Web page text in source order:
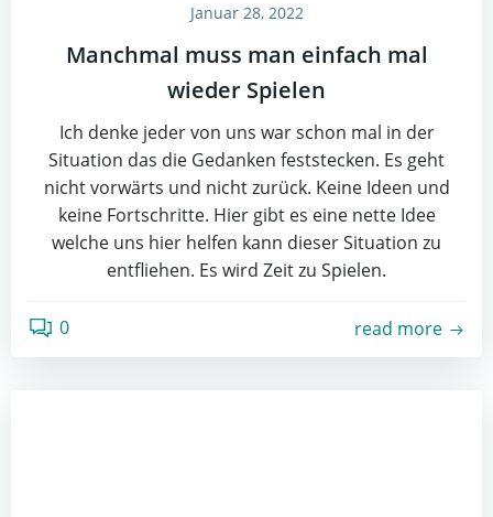
Januar 28, 2022
Manchmal muss man einfach mal
wieder Spielen
Ich denke jeder von uns war schon mal in der
Situation das die Gedanken feststecken. Es geht
nicht vorwärts und nicht zurück. Keine Ideen und
keine Fortschritte. Hier gibt es eine nette Idee
welche uns hier helfen kann dieser Situation zu
entfliehen. Es wird Zeit zu Spielen.
0 read more